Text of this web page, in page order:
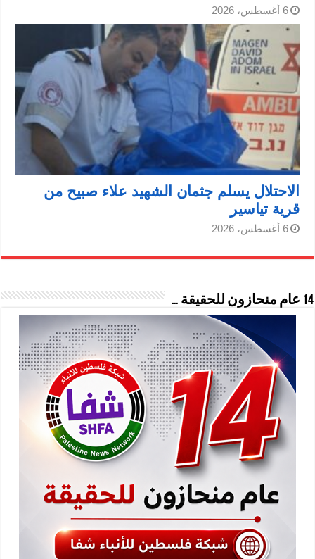
6 أغسطس، 2026
الاحتلال يسلم جثمان الشهيد علاء صبيح من
قرية تياسير
6 أغسطس، 2026
14 عام منحازون للحقيقة …